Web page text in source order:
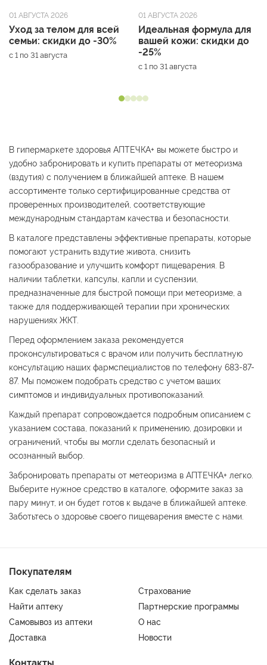
01 АВГУСТА 2026
Уход за телом для всей
семьи: скидки до -30%
с 1 по 31 августа
01 АВГУСТА 2026
Идеальная формула для
вашей кожи: скидки до
-25%
с 1 по 31 августа
В гипермаркете здоровья АПТЕЧКА+ вы можете быстро и
удобно забронировать и купить препараты от метеоризма
(вздутия) с получением в ближайшей аптеке. В нашем
ассортименте только сертифицированные средства от
проверенных производителей, соответствующие
международным стандартам качества и безопасности.
В каталоге представлены эффективные препараты, которые
помогают устранить вздутие живота, снизить
газообразование и улучшить комфорт пищеварения. В
наличии таблетки, капсулы, капли и суспензии,
предназначенные для быстрой помощи при метеоризме, а
также для поддерживающей терапии при хронических
нарушениях ЖКТ.
Перед оформлением заказа рекомендуется
проконсультироваться с врачом или получить бесплатную
консультацию наших фармспециалистов по телефону 683-87-
87. Мы поможем подобрать средство с учетом ваших
симптомов и индивидуальных противопоказаний.
Каждый препарат сопровождается подробным описанием с
указанием состава, показаний к применению, дозировки и
ограничений, чтобы вы могли сделать безопасный и
осознанный выбор.
Забронировать препараты от метеоризма в АПТЕЧКА+ легко.
Выберите нужное средство в каталоге, оформите заказ за
пару минут, и он будет готов к выдаче в ближайшей аптеке.
Заботьтесь о здоровье своего пищеварения вместе с нами.
Покупателям
Как сделать заказ
Страхование
Найти аптеку
Партнерские программы
Самовывоз из аптеки
О нас
Доставка
Новости